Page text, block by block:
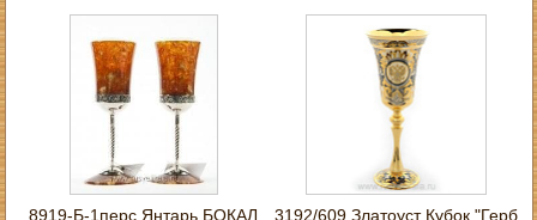
8919-Б-1перс Янтарь БОКАЛ
3192/609 Златоуст Кубок "Герб